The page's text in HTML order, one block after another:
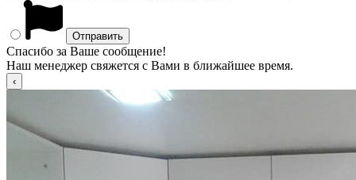
Спасибо за Ваше сообщение!
Наш менеджер свяжется с Вами в ближайшее время.